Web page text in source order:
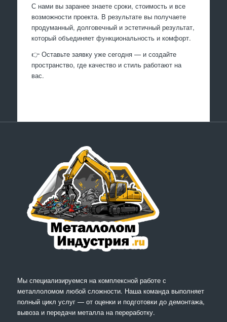
С нами вы заранее знаете сроки, стоимость и все
возможности проекта. В результате вы получаете
продуманный, долговечный и эстетичный результат,
который объединяет функциональность и комфорт.
👉 Оставьте заявку уже сегодня — и создайте
пространство, где качество и стиль работают на
вас.
Мы специализируемся на комплексной работе с
металлоломом любой сложности. Наша команда выполняет
полный цикл услуг — от оценки и подготовки до демонтажа,
вывоза и передачи металла на переработку.